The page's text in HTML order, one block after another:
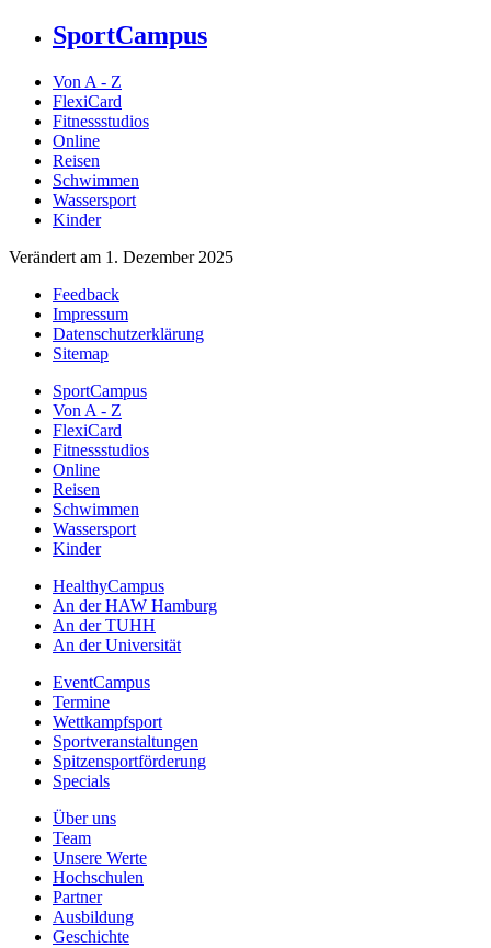
SportCampus
Von A - Z
FlexiCard
Fitnessstudios
Online
Reisen
Schwimmen
Wassersport
Kinder
Verändert am 1. Dezember 2025
Feedback
Impressum
Datenschutzerklärung
Sitemap
SportCampus
Von A - Z
FlexiCard
Fitnessstudios
Online
Reisen
Schwimmen
Wassersport
Kinder
HealthyCampus
An der HAW Hamburg
An der TUHH
An der Universität
EventCampus
Termine
Wettkampfsport
Sportveranstaltungen
Spitzensportförderung
Specials
Über uns
Team
Unsere Werte
Hochschulen
Partner
Ausbildung
Geschichte